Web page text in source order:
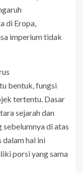
di Eropa,
imperium tidak
bentuk, fungsi
tertentu. Dasar
sejarah dan
sebelumnya di atas
dalam hal ini
porsi yang sama